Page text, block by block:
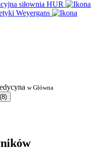
siłownia HUR
Weyergans
w Główna
(8)